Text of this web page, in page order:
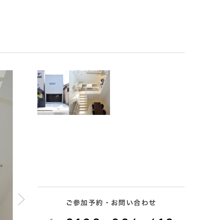
ご参加予約・お問い合わせ